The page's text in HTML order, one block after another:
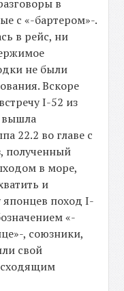
в
с «-бартером»-.
в рейс, ни
не были
Вскоре
I-52 из
22.2 во главе с
полученный
в море,
и
японцев поход I-
«-
, союзники,
свой